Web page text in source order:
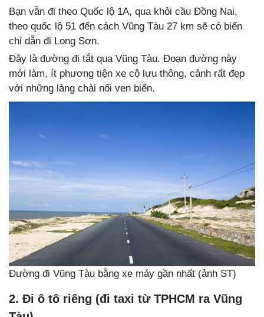
Bạn vẫn đi theo Quốc lộ 1A, qua khỏi cầu Đồng Nai,
theo quốc lộ 51 đến cách Vũng Tàu 27 km sẽ có biển
chỉ dẫn đi Long Sơn.
Đây là đường đi tắt qua Vũng Tàu. Đoạn đường này
mới làm, ít phương tiện xe cộ lưu thông, cảnh rất đẹp
với những làng chài nổi ven biển.
Đường đi Vũng Tàu bằng xe máy gần nhất (ảnh ST)
2. Đi ô tô riêng (đi taxi từ TPHCM ra Vũng